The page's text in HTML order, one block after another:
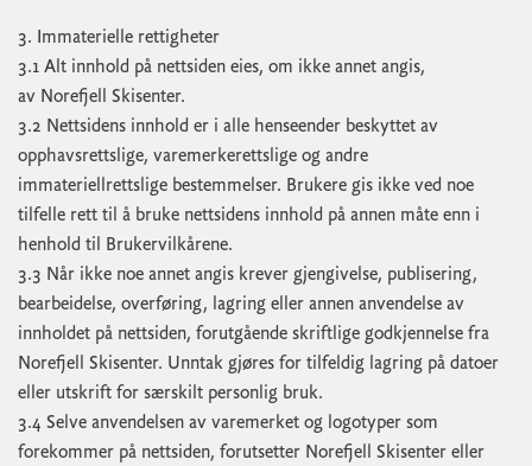
3. Immaterielle rettigheter
3.1 Alt innhold på nettsiden eies, om ikke annet angis,
av Norefjell Skisenter.
3.2 Nettsidens innhold er i alle henseender beskyttet av
opphavsrettslige, varemerkerettslige og andre
immateriellrettslige bestemmelser. Brukere gis ikke ved noe
tilfelle rett til å bruke nettsidens innhold på annen måte enn i
henhold til Brukervilkårene.
3.3 Når ikke noe annet angis krever gjengivelse, publisering,
bearbeidelse, overføring, lagring eller annen anvendelse av
innholdet på nettsiden, forutgående skriftlige godkjennelse fra
Norefjell Skisenter. Unntak gjøres for tilfeldig lagring på datoer
eller utskrift for særskilt personlig bruk.
3.4 Selve anvendelsen av varemerket og logotyper som
forekommer på nettsiden, forutsetter Norefjell Skisenter eller